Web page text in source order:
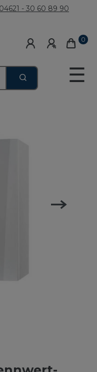
04621 - 30 60 89 90
0
☰